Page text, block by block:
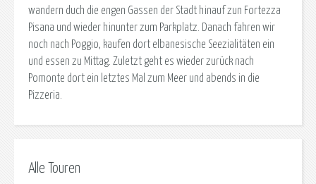
wandern duch die engen Gassen der Stadt hinauf zun Fortezza
Pisana und wieder hinunter zum Parkplatz. Danach fahren wir
noch nach Poggio, kaufen dort elbanesische Seezialitäten ein
und essen zu Mittag. Zuletzt geht es wieder zurück nach
Pomonte dort ein letztes Mal zum Meer und abends in die
Pizzeria.
Alle Touren